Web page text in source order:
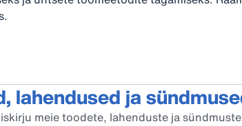
lahendused ja
meie toodete, lahenduste ja